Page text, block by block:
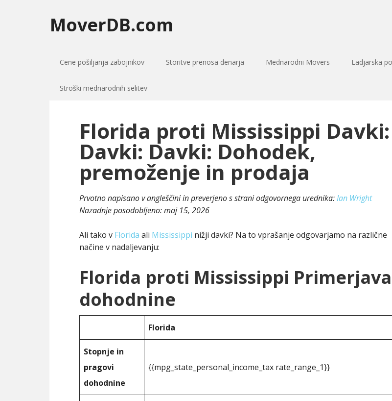
MoverDB.com
Cene pošiljanja zabojnikov Storitve prenosa denarja Mednarodni Movers Ladjarska
Stroški mednarodnih selitev
Florida proti Mississippi Davki:
Davki: Davki: Dohodek,
premoženje in prodaja
Prvotno napisano v angleščini in preverjeno s strani odgovornega urednika:Ian Wright
Nazadnje posodobljeno:maj 15, 2026
Ali tako v Florida ali Mississippi nižji davki? Na to vprašanje odgovarjamo na različne
načine v nadaljevanju:
Florida proti Mississippi Primerjava
dohodnine
Florida
Stopnje in
pragovi
dohodnine
{{mpg_state_personal_income_tax rate_range_1}}